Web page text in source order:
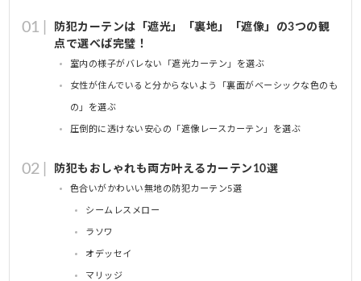
防犯カーテンは「遮光」「裏地」「遮像」の3つの観
点で選べば完璧！
室内の様子がバレない「遮光カーテン」を選ぶ
女性が住んでいると分からないよう「裏面がベーシックな色のも
の」を選ぶ
圧倒的に透けない安心の「遮像レースカーテン」を選ぶ
防犯もおしゃれも両方叶えるカーテン10選
色合いがかわいい無地の防犯カーテン5選
シームレスメロー
ラソワ
オデッセイ
マリッジ